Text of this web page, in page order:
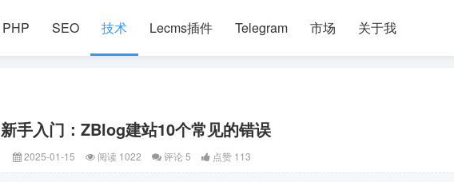
PHP SEO 技术 Lecms插件 Telegram 市场 关于我
新手入门：ZBlog建站10个常见的错误
2025-01-15 阅读 1022 评论 5 点赞 113